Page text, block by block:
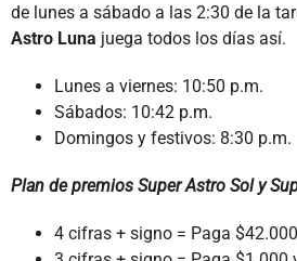
de lunes a sábado a las 2:30 de la
Astro Luna juega todos los días así.
Lunes a viernes: 10:50 p.m.
Sábados: 10:42 p.m.
Domingos y festivos: 8:30 p.m.
Plan de premios Super Astro Sol y
4 cifras + signo = Paga